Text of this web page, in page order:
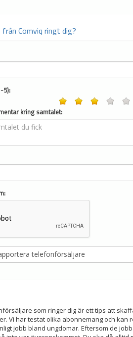
Comviq ringt dig?
5):
kring samtalet:
som ringer dig är ett tips att
Vi har testat olika abonnemang och
jobb bland ungdomar. Eftersom de